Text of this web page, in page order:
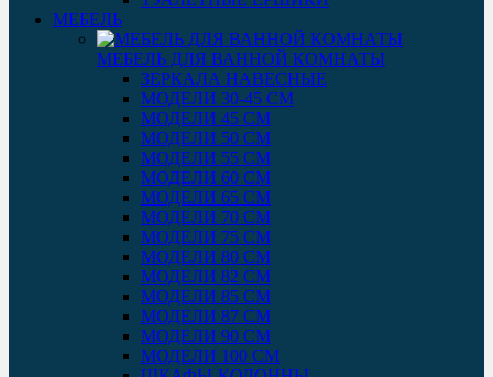
МЕБЕЛЬ
МЕБЕЛЬ ДЛЯ ВАННОЙ КОМНАТЫ
ЗЕРКАЛА НАВЕСНЫЕ
МОДЕЛИ 30-45 СМ
МОДЕЛИ 45 СМ
МОДЕЛИ 50 СМ
МОДЕЛИ 55 СМ
МОДЕЛИ 60 СМ
МОДЕЛИ 65 СМ
МОДЕЛИ 70 СМ
МОДЕЛИ 75 СМ
МОДЕЛИ 80 СМ
МОДЕЛИ 82 СМ
МОДЕЛИ 85 СМ
МОДЕЛИ 87 СМ
МОДЕЛИ 90 СМ
МОДЕЛИ 100 СМ